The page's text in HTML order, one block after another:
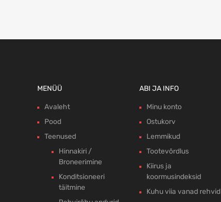
MENÜÜ
Avaleht
Pood
Teenused
Hinnakiri /
Broneerimine
Konditsioneeri
täitmine
ABI JA INFO
Minu konto
Ostukorv
Lemmikud
Tootevõrdlus
Kiirus ja
koormusindeksid
Kuhu viia vanad rehvid